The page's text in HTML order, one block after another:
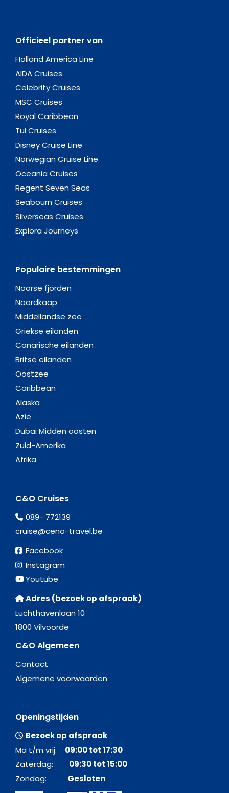
Officieel partner van
Holland America Line
AIDA Cruises
Celebrity Cruises
MSC Cruises
Royal Caribbean
Tui Cruises
Disney Cruise Line
Norwegian Cruise Line
Oceania Cruises
Regent Seven Seas
Seabourn Cruises
Silverseas Cruises
Explora Journeys
Populaire bestemmingen
Noorse fjorden
Noordkaap
Middellandse zee
Griekse eilanden
Canarische eilanden
Britse eilanden
Oostzee
Caribbean
Alaska
Azië
Dubai Midden oosten
Zuid-Amerika
Afrika
C&O Cruises
089- 772139
cruise@ceno-travel.be
Facebook
Instagram
Youtube
Adres (bezoek op afspraak)
Luchthavenlaan 10
1800 Vilvoorde
C&O Algemeen
Contact
Algemene voorwaarden
Openingstijden
Bezoek op afspraak
Ma t/m vrij: 09:00 tot 17:30
Zaterdag: 09:30 tot 15:00
Zondag: Gesloten